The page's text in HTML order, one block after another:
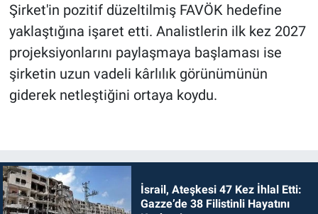
Şirket'in pozitif düzeltilmiş FAVÖK hedefine
yaklaştığına işaret etti. Analistlerin ilk kez 2027
projeksiyonlarını paylaşmaya başlaması ise
şirketin uzun vadeli kârlılık görünümünün
giderek netleştiğini ortaya koydu.
İsrail, Ateşkesi 47 Kez İhlal Etti:
Gazze’de 38 Filistinli Hayatını